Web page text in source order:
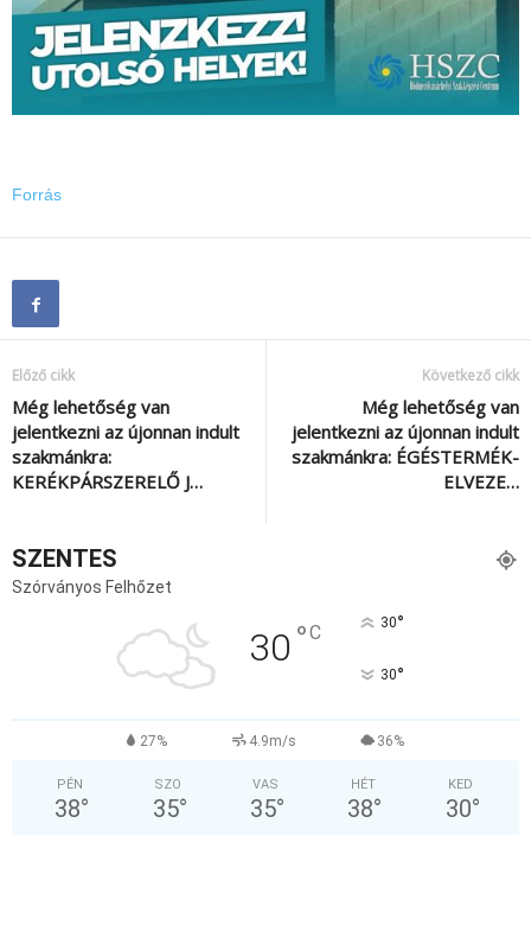
Forrás
Előző cikk
Még lehetőség van
jelentkezni az újonnan indult
szakmánkra:
KERÉKPÁRSZERELŐ J…
Következő cikk
Még lehetőség van
jelentkezni az újonnan indult
szakmánkra: ÉGÉSTERMÉK-
ELVEZE…
SZENTES
Szórványos Felhőzet
30 °C 30°
30°
27% 4.9m/s 36%
PÉN
38°
SZO
35°
VAS
35°
HÉT
38°
KED
30°